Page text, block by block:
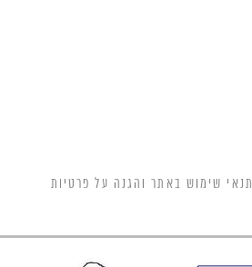
תנאי שימוש באתר והגנה על פרטיות